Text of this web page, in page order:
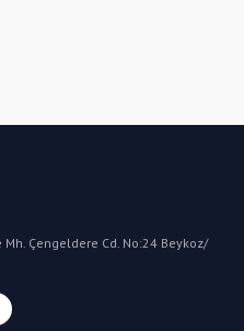
Çengeldere Cd. No:24 Beykoz/